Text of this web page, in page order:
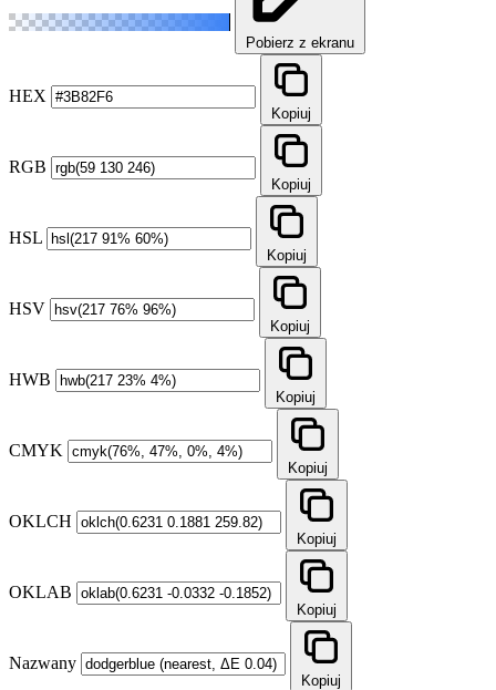
Pobierz z ekranu
HEX
Kopiuj
RGB
Kopiuj
HSL
Kopiuj
HSV
Kopiuj
HWB
Kopiuj
CMYK
Kopiuj
OKLCH
Kopiuj
OKLAB
Kopiuj
Nazwany
Kopiuj